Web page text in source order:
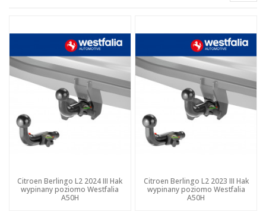
Citroen Berlingo L2 2024 III Hak
wypinany poziomo Westfalia
A50H
Citroen Berlingo L2 2023 III Hak
wypinany poziomo Westfalia
A50H